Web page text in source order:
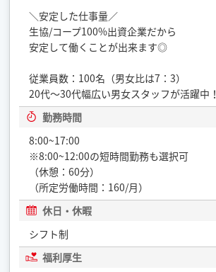
＼安定した仕事量／
生協/コープ100%出資企業だから
安定して働くことが出来ます◎
従業員数：100名（男女比は7：3）
20代〜30代幅広い男女スタッフが活躍中！
勤務時間
8:00~17:00
※8:00~12:00の短時間勤務も選択可
（休憩：60分）
（所定労働時間：160/月）
休日・休暇
シフト制
福利厚生